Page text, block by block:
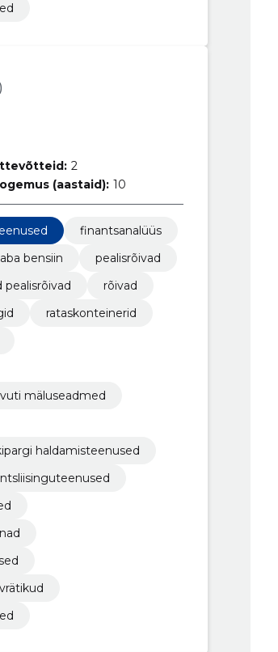
2
(aastaid): 10
finantsanalüüs
bensiin
pealisrõivad
rõivad
rataskonteinerid
mäluseadmed
haldamisteenused